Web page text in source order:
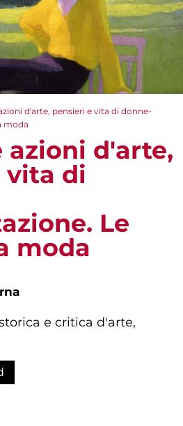
d'arte, pensieri e vita di donne-
moda
azioni d'arte,
vita di
Le
moda
e critica d'arte,